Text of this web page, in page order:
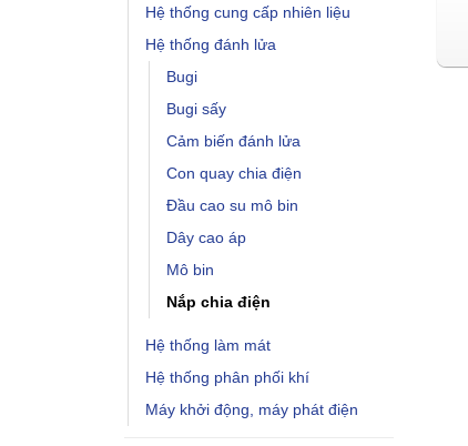
Hệ thống cung cấp nhiên liệu
Hệ thống đánh lửa
Bugi
Bugi sấy
Cảm biến đánh lửa
Con quay chia điện
Đầu cao su mô bin
Dây cao áp
Mô bin
Nắp chia điện
Hệ thống làm mát
Hệ thống phân phối khí
Máy khởi động, máy phát điện